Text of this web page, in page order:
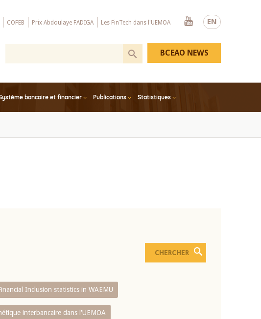
EN
COFEB Prix Abdoulaye FADIGA Les FinTech dans l'UEMOA
Youtube
bancaire et financier Publications Statistiques
BCEAO NEWS
Inclusion statistics in WAEMU
interbancaire dans l'UEMOA